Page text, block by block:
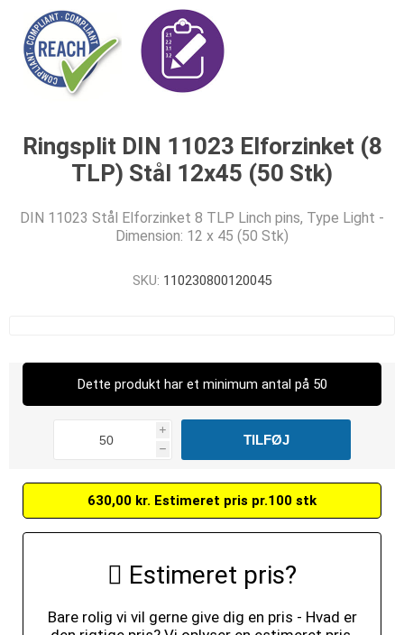
Ringsplit DIN 11023 Elforzinket (8
TLP) Stål 12x45 (50 Stk)
DIN 11023 Stål Elforzinket 8 TLP Linch pins, Type Light -
Dimension: 12 x 45 (50 Stk)
SKU: 110230800120045
Dette produkt har et minimum antal på 50
i
h
630,00 kr. Estimeret pris pr.100 stk
Estimeret pris?
Bare rolig vi vil gerne give dig en pris - Hvad er